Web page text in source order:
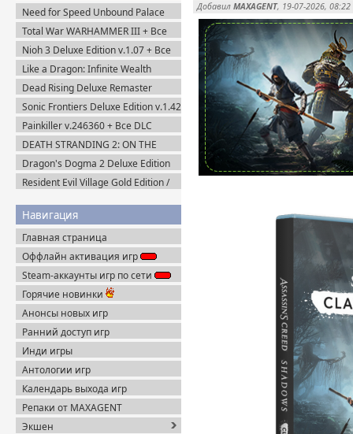
Need for Speed Unbound Palace
Edition (2022) Origin-Rip
Total War WARHAMMER III + Все
DLC (2022-2025) Steam-Rip
Nioh 3 Deluxe Edition v.1.07 + Все
DLC (2026) Пиратка
Like a Dragon: Infinite Wealth
Ultimate Edition (2024) Steam-Rip
Dead Rising Deluxe Remaster
v.1.3.0.0 + DLC (2024) Portable
Sonic Frontiers Deluxe Edition v.1.42
+ Все DLC (2022) Пиратка
Painkiller v.246360 + Все DLC
(2025) Portable
DEATH STRANDING 2: ON THE
BEACH на PC / ПК v.1.10.89.0
(2026) Пиратка
Dragon's Dogma 2 Deluxe Edition
(2024) Пиратка
Resident Evil Village Gold Edition /
Навигация
Главная страница
Оффлайн активация игр
Steam-аккаунты игр по сети
Горячие новинки
Анонсы новых игр
Ранний доступ игр
Инди игры
Антологии игр
Календарь выхода игр
Репаки от MAXAGENT
Экшен
Добавил MAXAGENT, 19-07-2026, 08:22